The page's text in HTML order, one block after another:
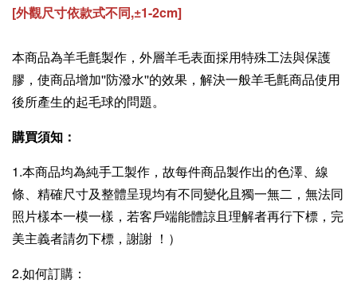
[外觀尺寸依款式不同,±1-2cm]
本商品為羊毛氈製作，外層羊毛表面採用特殊工法與保護
膠，使商品增加''防潑水''的效果，解決一般羊毛氈商品使用
後所產生的起毛球的問題。
購買須知：
1.本商品均為純手工製作，故每件商品製作出的色澤、線
條、精確尺寸及整體呈現均有不同變化且獨一無二，無法同
照片樣本一模一樣，若客戶端能體諒且理解者再行下標，完
美主義者請勿下標，謝謝 ！）
2.如何訂購：